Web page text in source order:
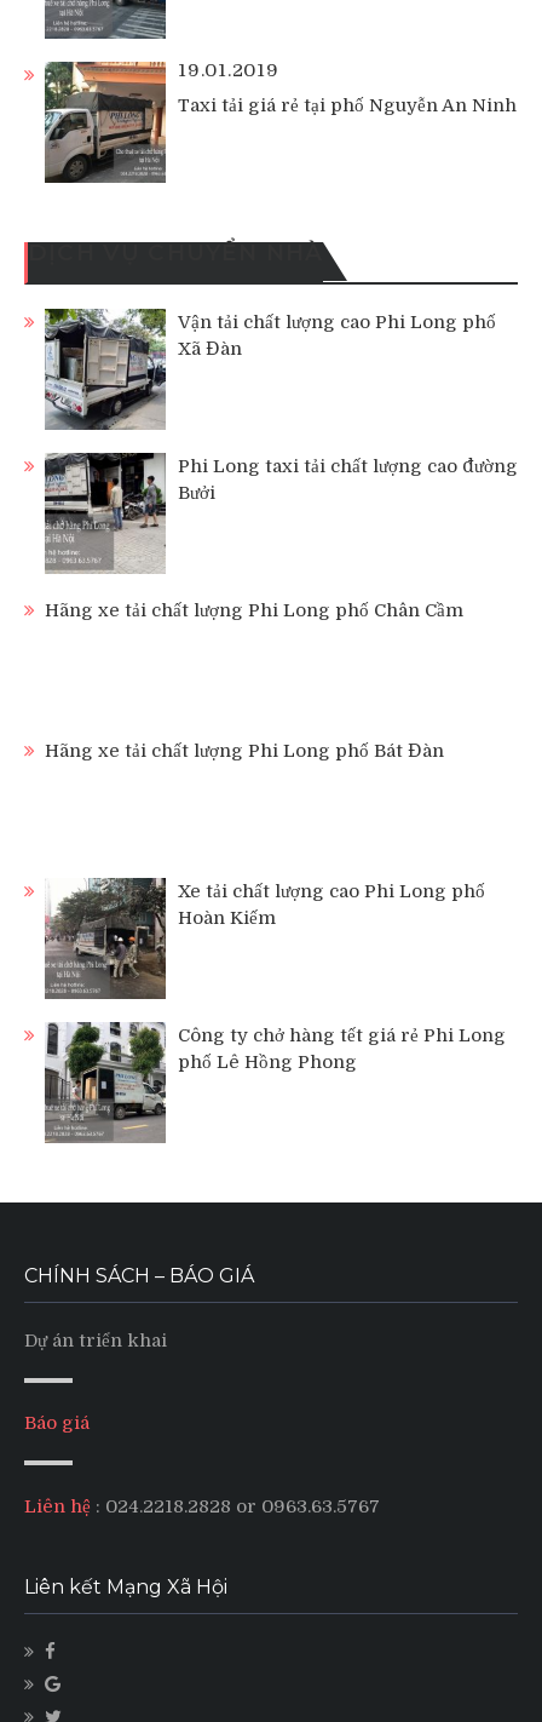
19.01.2019
Taxi tải giá rẻ tại phố Nguyễn An Ninh
DỊCH VỤ CHUYỂN NHÀ
Vận tải chất lượng cao Phi Long phố
Xã Đàn
Phi Long taxi tải chất lượng cao đường
Bưởi
Hãng xe tải chất lượng Phi Long phố Chân Cầm
Hãng xe tải chất lượng Phi Long phố Bát Đàn
Xe tải chất lượng cao Phi Long phố
Hoàn Kiếm
Công ty chở hàng tết giá rẻ Phi Long
phố Lê Hồng Phong
CHÍNH SÁCH – BÁO GIÁ
Dự án triển khai
Báo giá
Liên hệ : 024.2218.2828 or 0963.63.5767
Liên kết Mạng Xã Hội